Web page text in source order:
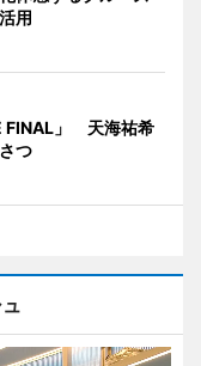
用
FINAL」 天海祐希
つ